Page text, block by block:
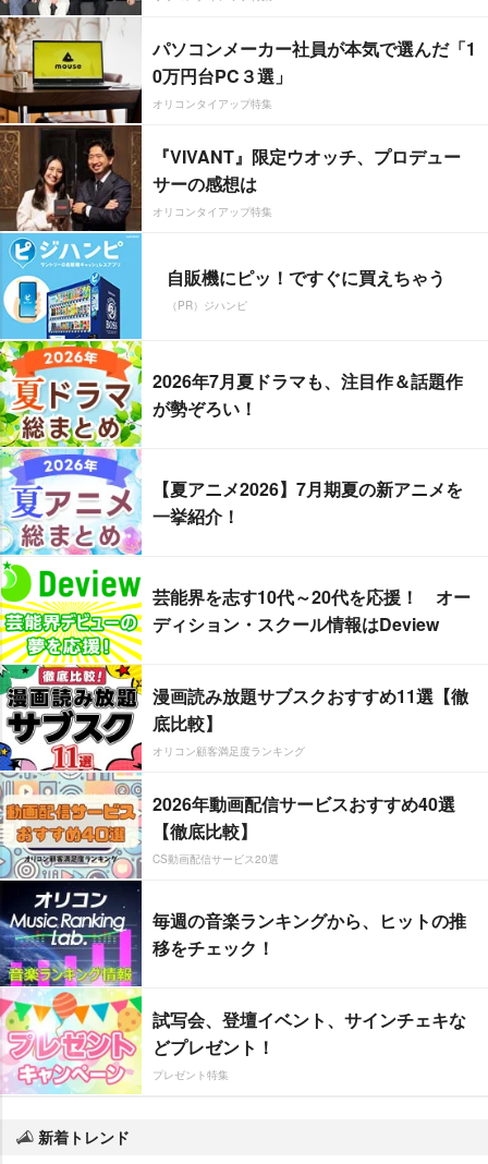
パソコンメーカー社員が本気で選んだ「1
0万円台PC３選」
オリコンタイアップ特集
『VIVANT』限定ウオッチ、プロデュー
サーの感想は
オリコンタイアップ特集
自販機にピッ！ですぐに買えちゃう
（PR）ジハンピ
2026年7月夏ドラマも、注目作＆話題作
が勢ぞろい！
【夏アニメ2026】7月期夏の新アニメを
一挙紹介！
芸能界を志す10代～20代を応援！ オー
ディション・スクール情報はDeview
漫画読み放題サブスクおすすめ11選【徹
底比較】
オリコン顧客満足度ランキング
2026年動画配信サービスおすすめ40選
【徹底比較】
CS動画配信サービス20選
毎週の音楽ランキングから、ヒットの推
移をチェック！
試写会、登壇イベント、サインチェキな
どプレゼント！
プレゼント特集
新着トレンド